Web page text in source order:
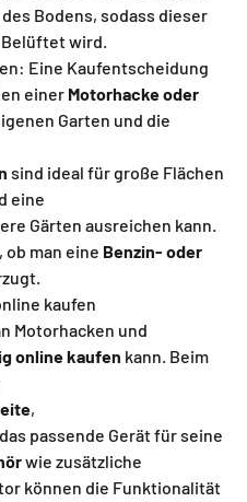
Bodens, sodass dieser
wird.
Eine Kaufentscheidung
einer Motorhacke oder
Garten und die
sind ideal für große Flächen
eine
Gärten ausreichen kann.
man eine Benzin- oder
kaufen
Motorhacken und
online kaufen kann. Beim
,
passende Gerät für seine
wie zusätzliche
können die Funktionalität